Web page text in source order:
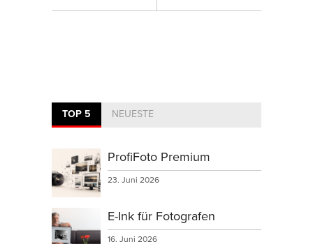
TOP 5 NEUESTE
ProfiFoto Premium
23. Juni 2026
E-Ink für Fotografen
16. Juni 2026